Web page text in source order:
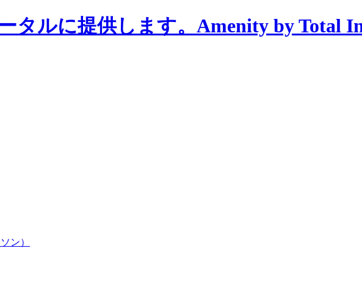
タルに提供します。Amenity by Total
ン）